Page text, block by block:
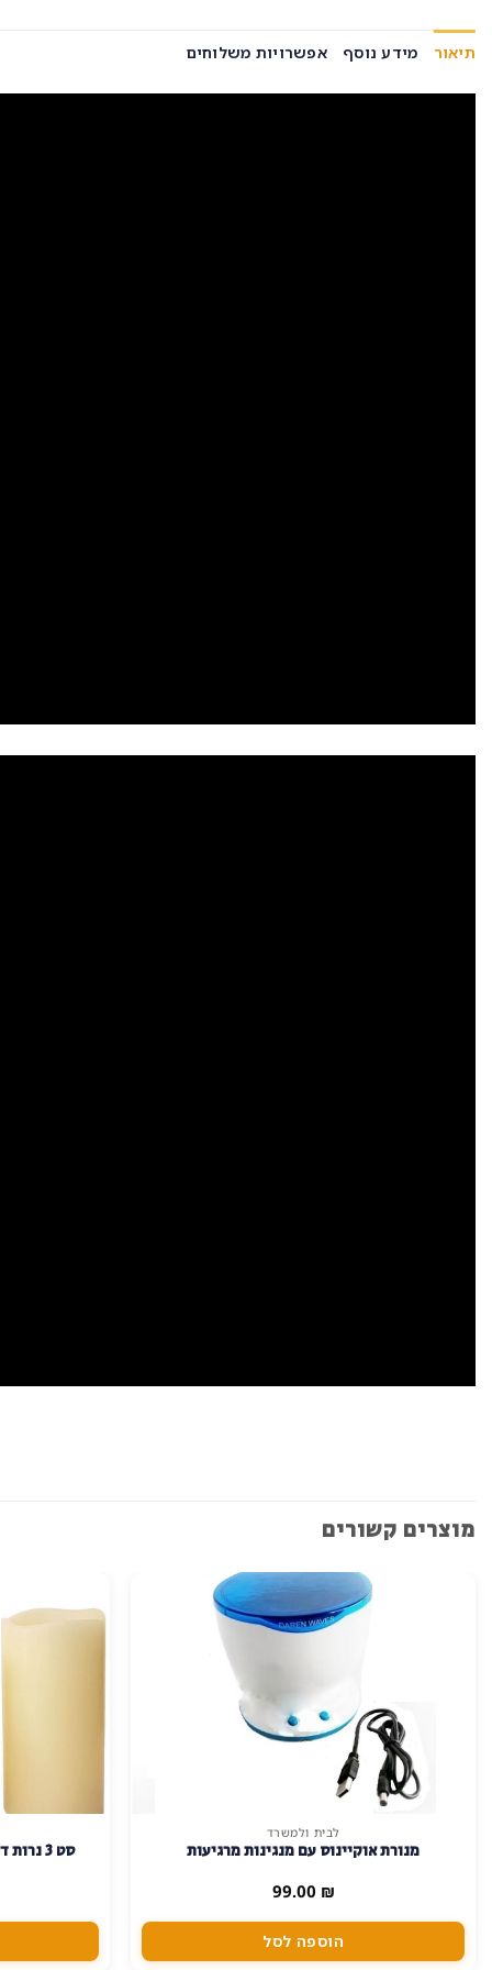
תיאור מידע נוסף אפשרויות משלוחים
מוצרים קשורים
לבית ולמשרד
מנורת אוקיינוס עם מנגינות מרגיעות
99.00 ₪
הוספה לסל
סט 3